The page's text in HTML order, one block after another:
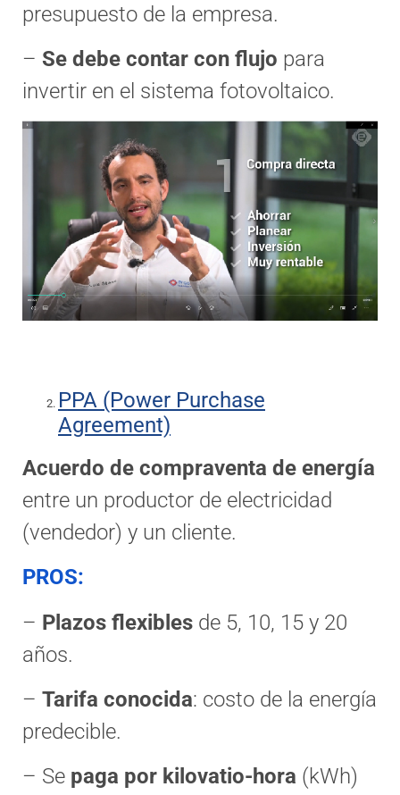
presupuesto de la empresa.
– Se debe contar con flujo para
invertir en el sistema fotovoltaico.
PPA (Power Purchase
Agreement)
Acuerdo de compraventa de energía
entre un productor de electricidad
(vendedor) y un cliente.
PROS:
– Plazos flexibles de 5, 10, 15 y 20
años.
– Tarifa conocida: costo de la energía
predecible.
– Se paga por kilovatio-hora (kWh)